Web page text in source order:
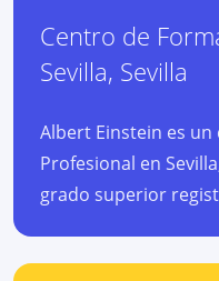
Centro de
Sevilla, Sevilla
Albert Einstein es
Profesional en
grado superior